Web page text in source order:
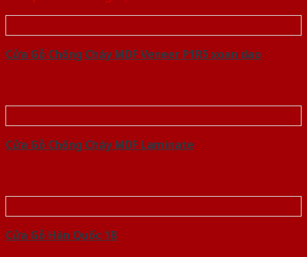
Cửa Gỗ Chống Cháy MDF Veneer P1R5 xoan dao
Cửa Gỗ Chống Cháy MDF Laminate
Cửa Gỗ Hàn Quốc 1B